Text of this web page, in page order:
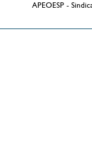
APEOESP -